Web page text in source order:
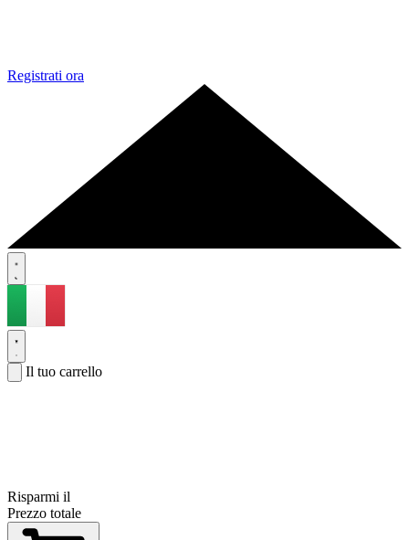
Registrati ora
Il tuo carrello
Risparmi il
Prezzo totale